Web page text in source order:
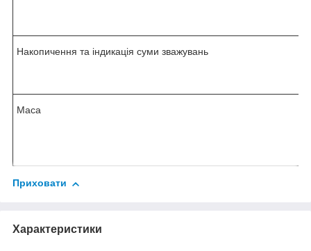
Накопичення та індикація суми зважувань
Маса
Приховати
Характеристики